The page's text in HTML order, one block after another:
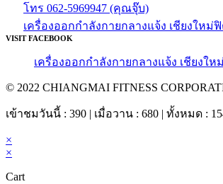
โทร 062-5969947 (คุณจุ๊บ)
เครื่องออกกำลังกายกลางแจ้ง เชียงใหม่
VISIT FACEBOOK
เครื่องออกกำลังกายกลางแจ้ง เชียงให
© 2022 CHIANGMAI FITNESS
เข้าชมวันนี้ : 390 | เมื่อวาน : 680 | ทั้งหมด :
×
×
Cart